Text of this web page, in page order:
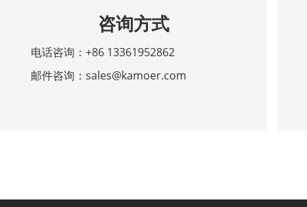
咨询方式
电话咨询 ： +86 13361952862
邮件咨询 ： sales@kamoer.com